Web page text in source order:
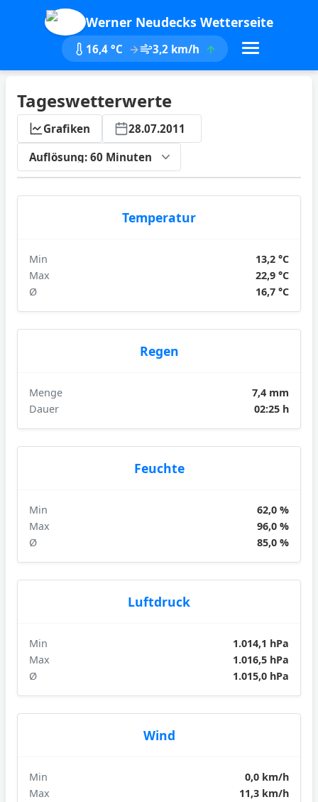
Werner Neudecks Wetterseite
16,4 °C 3,2 km/h
Tageswetterwerte
Grafiken
28.07.2011
Temperatur
Min
13,2 °C
Max
22,9 °C
Ø
16,7 °C
Regen
Menge
7,4 mm
Dauer
02:25 h
Feuchte
Min
62,0 %
Max
96,0 %
Ø
85,0 %
Luftdruck
Min
1.014,1 hPa
Max
1.016,5 hPa
Ø
1.015,0 hPa
Wind
Min
0,0 km/h
Max
11,3 km/h